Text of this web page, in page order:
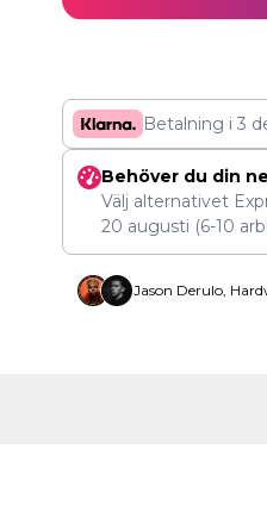
Betalning i 3
Behöver du din
Välj alternativet
20 augusti (6-10
Jason Derulo,